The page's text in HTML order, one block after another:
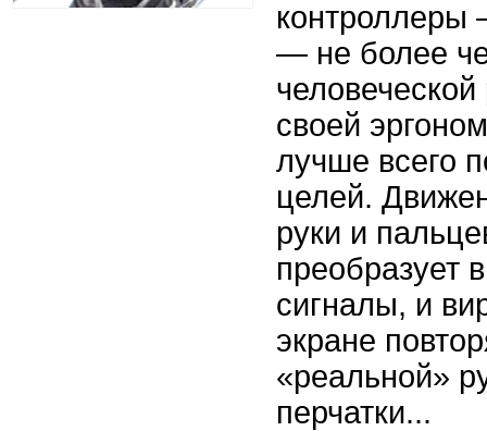
— не более
своей
лучше всего
целей.
руки и
преобразует
сигналы, и
экране
«реальной»
перчатки...